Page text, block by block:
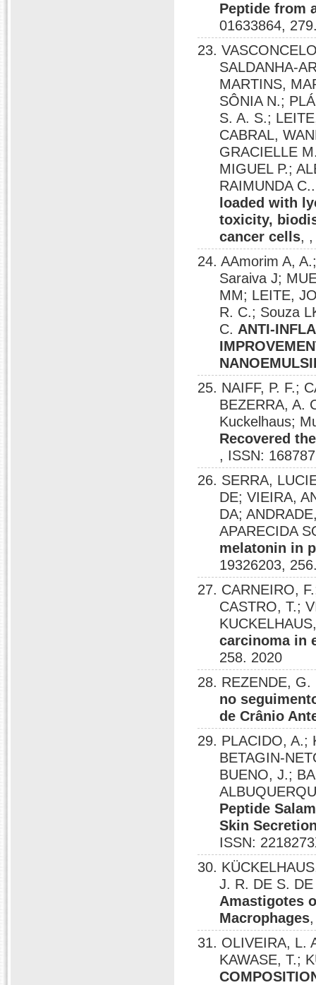
Peptide from
01633864,
23.
SALDANHA-
MARTINS,
SÔNIA N.;
S. A. S.;
CABRAL,
GRACIELLE
MIGUEL P.;
RAIMUNDA
loaded with
toxicity,
cancer cells, ,
24. AAmorim A,
Saraiva J;
MM; LEITE,
R. C.; Souza
C. ANTI-
25. NAIFF, P. F.;
BEZERRA, A.
Kuckelhaus;
Recovered
, ISSN:
26. SERRA,
DE; VIEIRA,
DA;
APARECIDA
melatonin in
19326203,
27. CARNEIRO,
CASTRO, T.;
carcinoma in
258. 2020
28. REZENDE,
no
de Crânio
29. PLACIDO, A.;
BETAGIN-
BUENO, J.;
Peptide
Skin
ISSN:
30.
J. R. DE S.
Amastigotes
Macrophages
31. OLIVEIRA, L.
KAWASE, T.;